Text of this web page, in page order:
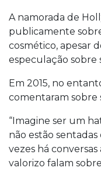
A namorada de
publicamente
cosmético, apesar
especulação sobre
Em 2015, no
comentaram sobre
“Imagine ser um
não estão
vezes há conversas
valorizo ​​falam